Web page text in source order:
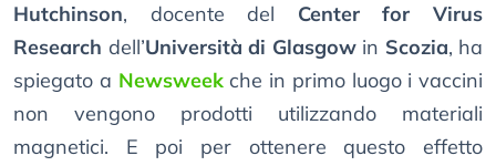
Hutchinson, docente del Center for Virus
Research dell’Università di Glasgowin Scozia, ha
spiegato a Newsweekche in primo luogo i vaccini
non vengono prodotti utilizzando materiali
magnetici. E poi per ottenere questo effetto